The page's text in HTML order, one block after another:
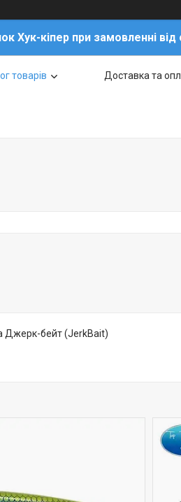
Хук-кіпер при замовленні
товарів Доставка та
Джерк-бейт (JerkBait)